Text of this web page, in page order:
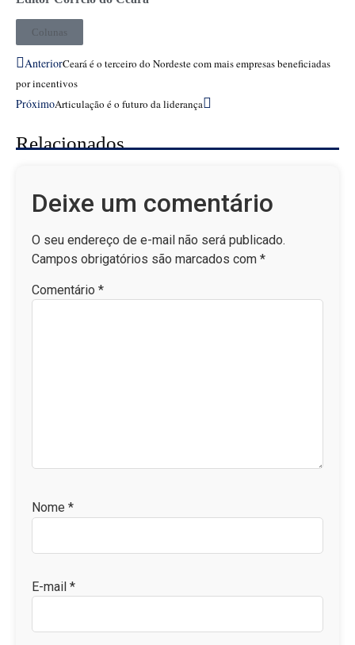
Colunas
AnteriorCeará é o terceiro do Nordeste com mais empresas beneficiadas
por incentivos
PróximoArticulação é o futuro da liderança
Relacionados
Deixe um comentário
O seu endereço de e-mail não será publicado.
Campos obrigatórios são marcados com *
Comentário *
Nome *
E-mail *